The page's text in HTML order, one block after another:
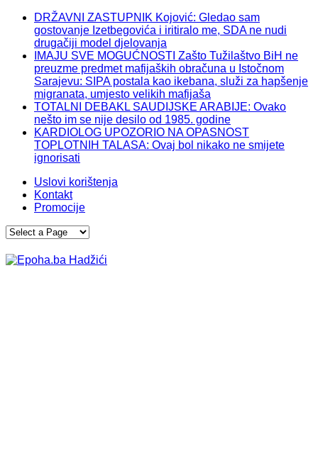
DRŽAVNI ZASTUPNIK Kojović: Gledao sam
gostovanje Izetbegovića i iritiralo me, SDA ne nudi
drugačiji model djelovanja
IMAJU SVE MOGUĆNOSTI Zašto Tužilaštvo BiH ne
preuzme predmet mafijaških obračuna u Istočnom
Sarajevu: SIPA postala kao ikebana, služi za hapšenje
migranata, umjesto velikih mafijaša
TOTALNI DEBAKL SAUDIJSKE ARABIJE: Ovako
nešto im se nije desilo od 1985. godine
KARDIOLOG UPOZORIO NA OPASNOST
TOPLOTNIH TALASA: Ovaj bol nikako ne smijete
ignorisati
Uslovi korištenja
Kontakt
Promocije